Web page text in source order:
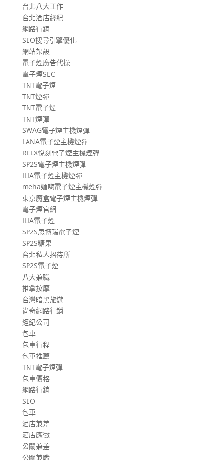
台北八大工作
台北酒店經紀
網路行銷
SEO搜尋引擎優化
網站架設
電子煙廣告代操
電子煙SEO
TNT電子煙
TNT煙彈
TNT電子煙
TNT煙彈
SWAG電子煙主機煙彈
LANA電子煙主機煙彈
RELX悅刻電子煙主機煙彈
SP2S電子煙主機煙彈
ILIA電子煙主機煙彈
meha媚嗨電子煙主機煙彈
東京魔盒電子煙主機煙彈
電子煙官網
ILIA電子煙
SP2S思博瑞電子煙
SP2S糖果
台北私人招待所
SP2S電子煙
八大兼職
推拿按摩
台灣暗黑旅遊
尚奇網路行銷
經紀公司
包車
包車行程
包車推薦
TNT電子煙彈
包車價格
網路行銷
SEO
包車
酒店兼差
酒店應徵
公關兼差
公關兼職